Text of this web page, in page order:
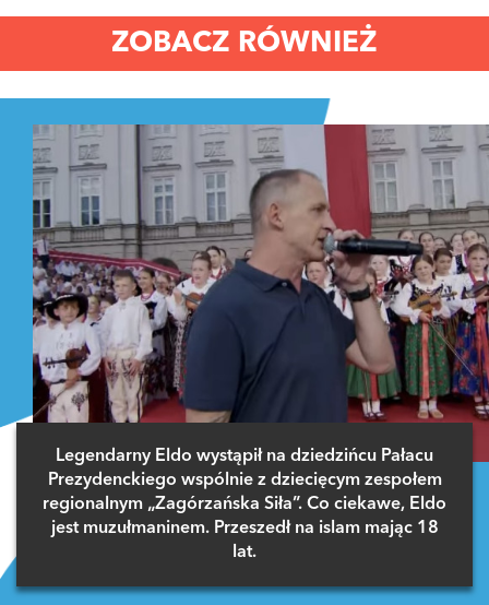
ZOBACZ RÓWNIEŻ
Legendarny Eldo wystąpił na dziedzińcu Pałacu
Prezydenckiego wspólnie z dziecięcym zespołem
regionalnym „Zagórzańska Siła”. Co ciekawe, Eldo
jest muzułmaninem. Przeszedł na islam mając 18
lat.